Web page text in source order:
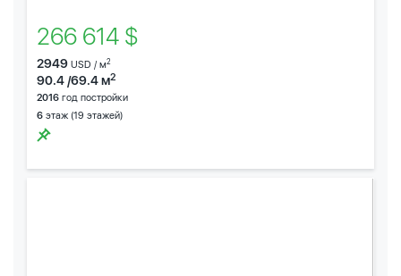
266 614 $
2949 USD / м2
90.4 /69.4 м2
2016 год постройки
6 этаж (19 этажей)